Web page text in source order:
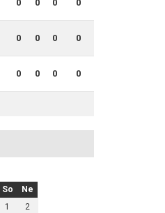
0 0 0 0
0 0 0 0
0 0 0 0
So
Ne
1
2